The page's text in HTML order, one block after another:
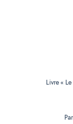
Livre «